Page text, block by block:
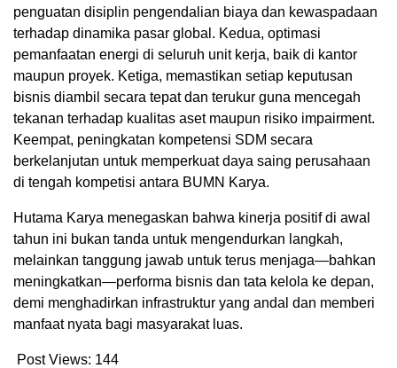
penguatan disiplin pengendalian biaya dan kewaspadaan
terhadap dinamika pasar global. Kedua, optimasi
pemanfaatan energi di seluruh unit kerja, baik di kantor
maupun proyek. Ketiga, memastikan setiap keputusan
bisnis diambil secara tepat dan terukur guna mencegah
tekanan terhadap kualitas aset maupun risiko impairment.
Keempat, peningkatan kompetensi SDM secara
berkelanjutan untuk memperkuat daya saing perusahaan
di tengah kompetisi antara BUMN Karya.
Hutama Karya menegaskan bahwa kinerja positif di awal
tahun ini bukan tanda untuk mengendurkan langkah,
melainkan tanggung jawab untuk terus menjaga—bahkan
meningkatkan—performa bisnis dan tata kelola ke depan,
demi menghadirkan infrastruktur yang andal dan memberi
manfaat nyata bagi masyarakat luas.
Post Views: 144